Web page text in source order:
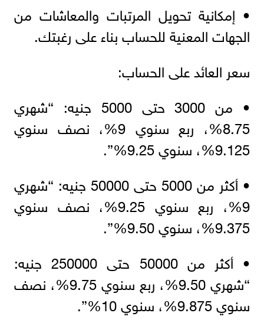
• إمكانية تحويل المرتبات والمعاشات من
الجهات المعنية للحساب بناء على رغبتك.
سعر العائد على الحساب:
• من 3000 حتى 5000 جنيه: “شهري
8.75%، ربع سنوي 9%، نصف سنوي
9.125%، سنوي 9.25%”.
• أكثر من 5000 حتى 50000 جنيه: “شهري
9%، ربع سنوي 9.25%، نصف سنوي
9.375%، سنوي 9.50%”.
• أكثر من 50000 حتى 250000 جنيه:
“شهري 9.50%، ربع سنوي 9.75%، نصف
سنوي 9.875%، سنوي 10%”.